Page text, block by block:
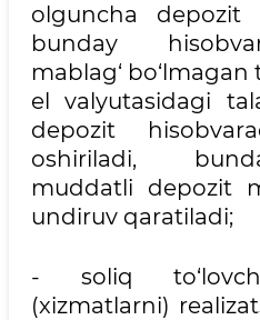
olguncha depozit
bunday
mablag‘
el valyutasidagi
depozit
oshiriladi,
muddatli depozit
undiruv qaratiladi;
- soliq
(xizmatlarni)